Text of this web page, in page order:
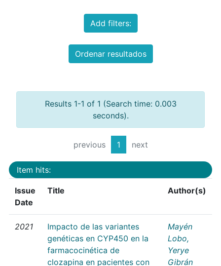
Add filters:
Ordenar resultados
Results 1-1 of 1 (Search time: 0.003
seconds).
previous 1 next
Item hits:
Issue
Date
Title Author(s)
2021
Impacto de las variantes
genéticas en CYP450 en la
farmacocinética de
clozapina en pacientes con
Mayén
Lobo,
Yerye
Gibrán